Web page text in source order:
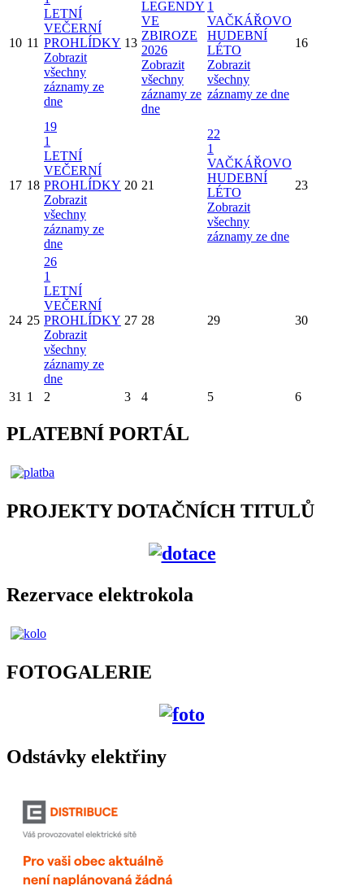
10 11
LETNÍ
VEČERNÍ
PROHLÍDKY
Zobrazit
všechny
záznamy ze
dne
13
LEGENDY
VE
ZBIROZE
2026
Zobrazit
všechny
záznamy ze
dne
1
VAČKÁŘOVO
HUDEBNÍ
LÉTO
Zobrazit
všechny
záznamy ze dne
16
17 18
19
1
LETNÍ
VEČERNÍ
PROHLÍDKY
Zobrazit
všechny
záznamy ze
dne
20 21
22
1
VAČKÁŘOVO
HUDEBNÍ
LÉTO
Zobrazit
všechny
záznamy ze dne
23
24 25
26
1
LETNÍ
VEČERNÍ
PROHLÍDKY
Zobrazit
všechny
záznamy ze
dne
27 28 29 30
31 1 2 3 4 5 6
PLATEBNÍ PORTÁL
PROJEKTY DOTAČNÍCH TITULŮ
Rezervace elektrokola
FOTOGALERIE
Odstávky elektřiny